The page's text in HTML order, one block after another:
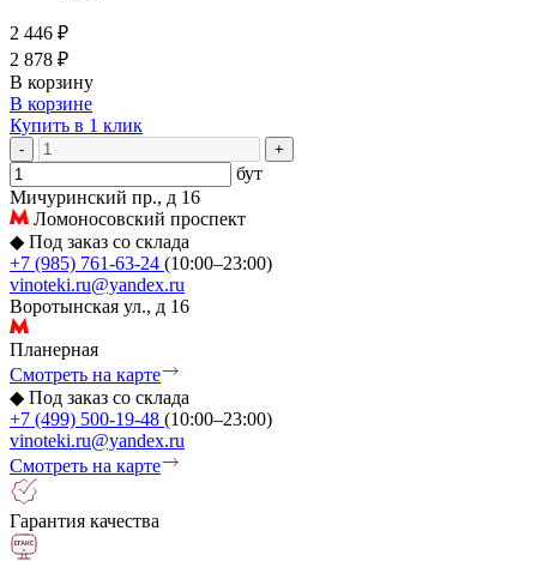
2 446 ₽
2 878 ₽
В корзину
В корзине
Купить в 1 клик
- +
бут
Мичуринский пр., д 16
Ломоносовский проспект
◆ Под заказ со склада
+7 (985) 761-63-24 (10:00–23:00)
vinoteki.ru@yandex.ru
Воротынская ул., д 16
Планерная
Смотреть на карте
◆ Под заказ со склада
+7 (499) 500-19-48 (10:00–23:00)
vinoteki.ru@yandex.ru
Смотреть на карте
Гарантия качества